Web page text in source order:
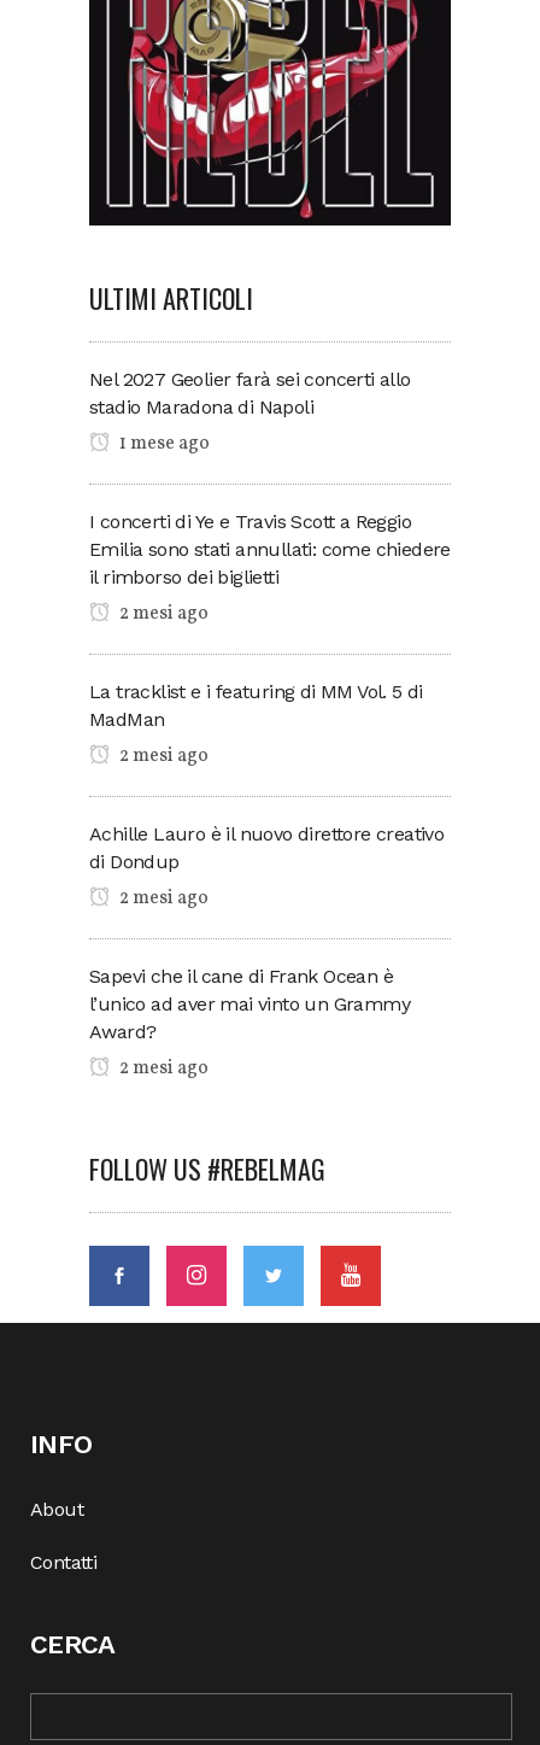
ULTIMI ARTICOLI
Nel 2027 Geolier farà sei concerti allo
stadio Maradona di Napoli
1 mese ago
I concerti di Ye e Travis Scott a Reggio
Emilia sono stati annullati: come chiedere
il rimborso dei biglietti
2 mesi ago
La tracklist e i featuring di MM Vol. 5 di
MadMan
2 mesi ago
Achille Lauro è il nuovo direttore creativo
di Dondup
2 mesi ago
Sapevi che il cane di Frank Ocean è
l’unico ad aver mai vinto un Grammy
Award?
2 mesi ago
FOLLOW US #REBELMAG
INFO
About
Contatti
CERCA